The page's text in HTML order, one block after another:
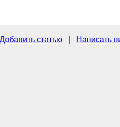
Добавить статью
Написать